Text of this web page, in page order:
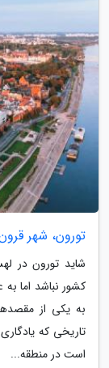
تورون، شهر
شاید تورون در
کشور نباشد اما
به یکی از
تاریخی که
است در منطقه...